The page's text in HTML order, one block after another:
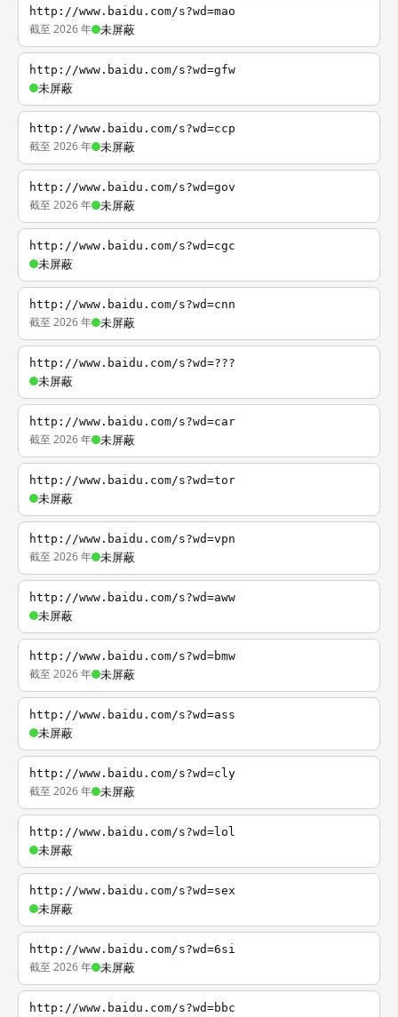
http://www.baidu.com/s?wd=mao
截至 2026 年 未屏蔽
http://www.baidu.com/s?wd=gfw
未屏蔽
http://www.baidu.com/s?wd=ccp
截至 2026 年 未屏蔽
http://www.baidu.com/s?wd=gov
截至 2026 年 未屏蔽
http://www.baidu.com/s?wd=cgc
未屏蔽
http://www.baidu.com/s?wd=cnn
截至 2026 年 未屏蔽
http://www.baidu.com/s?wd=???
未屏蔽
http://www.baidu.com/s?wd=car
截至 2026 年 未屏蔽
http://www.baidu.com/s?wd=tor
未屏蔽
http://www.baidu.com/s?wd=vpn
截至 2026 年 未屏蔽
http://www.baidu.com/s?wd=aww
未屏蔽
http://www.baidu.com/s?wd=bmw
截至 2026 年 未屏蔽
http://www.baidu.com/s?wd=ass
未屏蔽
http://www.baidu.com/s?wd=cly
截至 2026 年 未屏蔽
http://www.baidu.com/s?wd=lol
未屏蔽
http://www.baidu.com/s?wd=sex
未屏蔽
http://www.baidu.com/s?wd=6si
截至 2026 年 未屏蔽
http://www.baidu.com/s?wd=bbc